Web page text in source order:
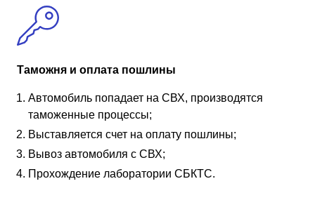
Таможня и оплата пошлины
Автомобиль попадает на СВХ, производятся
таможенные процессы;
Выставляется счет на оплату пошлины;
Вывоз автомобиля с СВХ;
Прохождение лаборатории СБКТС.